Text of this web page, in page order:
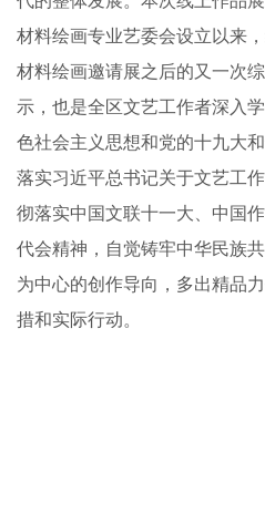
材料绘画专业艺委会设立以来
材料绘画邀请展之后的又一次
示，也是全区文艺工作者深入
色社会主义思想和党的十九大
落实习近平总书记关于文艺工
彻落实中国文联十一大、中国
代会精神，自觉铸牢中华民族
为中心的创作导向，多出精品
措和实际行动。